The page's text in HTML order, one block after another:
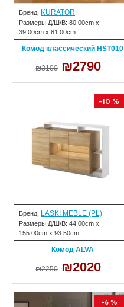
Бренд: KURATOR
Размеры Д/Ш/В: 80.00cm x
39.00cm x 81.00cm
Комод классический HST010
₪3100 ₪2790
-10 %
Бренд: LASKI MEBLE (PL)
Размеры Д/Ш/В: 44.00cm x
155.00cm x 93.50cm
Комод ALVA
₪2250 ₪2020
-6 %